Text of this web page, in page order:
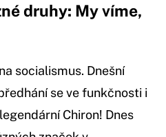
druhy: My víme,
socialismus. Dnešní
se ve funkčnosti i
Chiron! Dnes